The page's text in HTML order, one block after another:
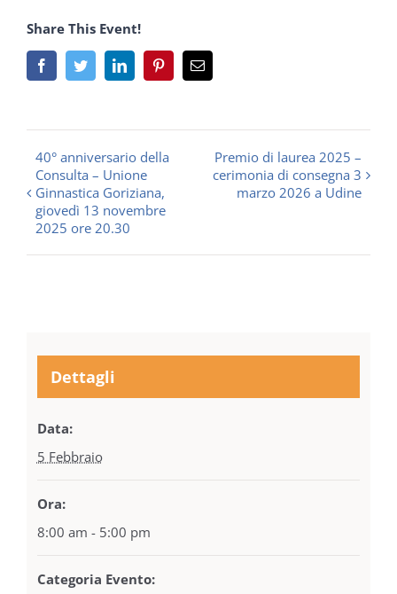
Share This Event!
FacebookTwitterLinkedInPinterestEmail
Evento
Navigation
40° anniversario della
Consulta – Unione
Ginnastica Goriziana,
giovedì 13 novembre
2025 ore 20.30
Premio di laurea 2025 –
cerimonia di consegna 3
marzo 2026 a Udine
Dettagli
Data:
5 Febbraio
Ora:
8:00 am - 5:00 pm
Categoria Evento: